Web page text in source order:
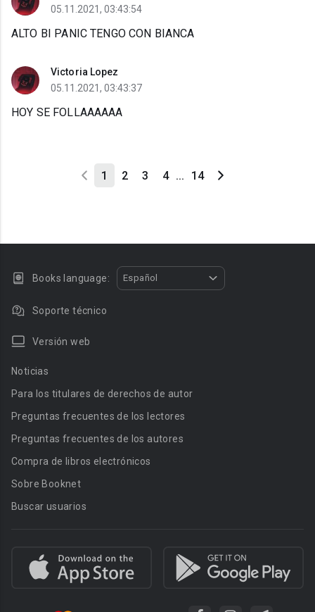
05.11.2021, 03:43:54
ALTO BI PANIC TENGO CON BIANCA
Victoria Lopez
05.11.2021, 03:43:37
HOY SE FOLLAAAAAA
1 2 3 4 ... 14
Books language: Español
Soporte técnico
Versión web
Noticias
Para los titulares de derechos de autor
Preguntas frecuentes de los lectores
Preguntas frecuentes de los autores
Compra de libros electrónicos
Sobre Booknet
Buscar usuarios